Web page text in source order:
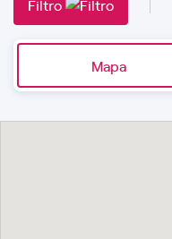
Filtro
Mapa